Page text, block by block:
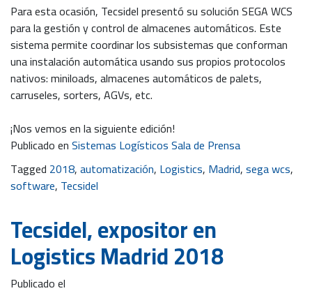
Para esta ocasión, Tecsidel presentó su solución SEGA WCS
para la gestión y control de almacenes automáticos. Este
sistema permite coordinar los subsistemas que conforman
una instalación automática usando sus propios protocolos
nativos: miniloads, almacenes automáticos de palets,
carruseles, sorters, AGVs, etc.
¡Nos vemos en la siguiente edición!
Publicado enSistemas Logísticos Sala de Prensa
Tagged 2018,automatización, Logistics, Madrid,sega wcs,
software, Tecsidel
Tecsidel, expositor en
Logistics Madrid 2018
Publicado el